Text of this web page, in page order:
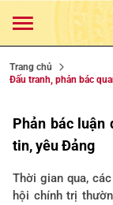
Trang chủ
Đấu tranh, phản bác
Phản bác luận
tin, yêu Đảng
Thời gian qua,
hội chính trị